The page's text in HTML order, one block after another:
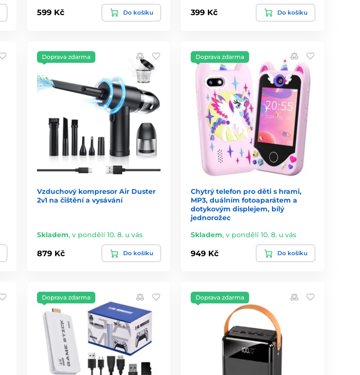
599 Kč Do košíku 399 Kč Do košíku
Doprava zdarma
Vzduchový kompresor Air Duster
2v1 na čištění a vysávání
Skladem, v pondělí 10. 8. u vás
879 Kč Do košíku
Doprava zdarma
Chytrý telefon pro děti s hrami,
MP3, duálním fotoaparátem a
dotykovým displejem, bílý
jednorožec
Skladem,v pondělí 10. 8. u vás
949 Kč Do košíku
Doprava zdarma Doprava zdarma